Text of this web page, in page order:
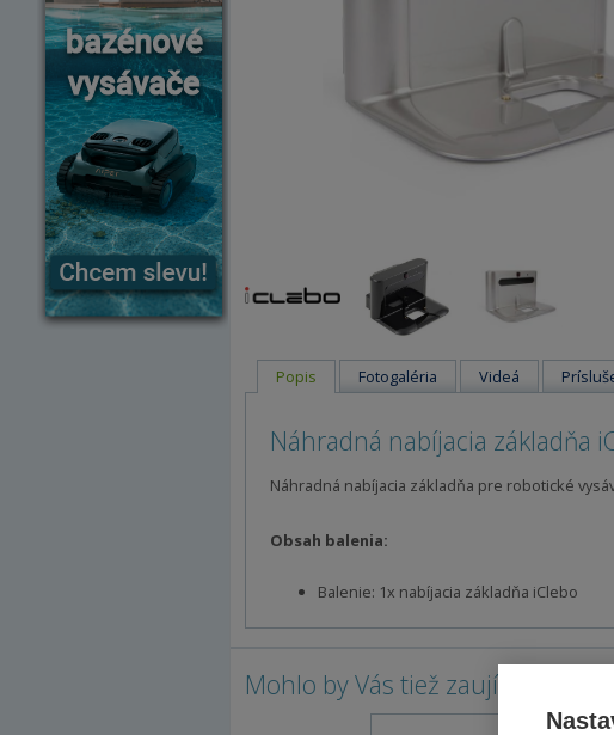
Popis Fotogaléria Videá
Náhradná nabíjacia základňa
Náhradná nabíjacia základňa pre robotické
Obsah balenia:
Balenie: 1x nabíjacia základňa iClebo
Mohlo by Vás tiež zaujímať